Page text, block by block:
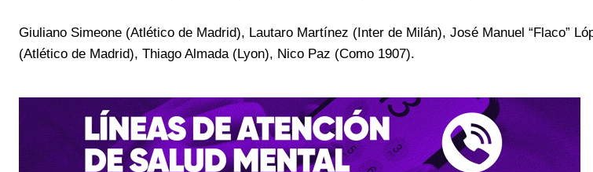
Giuliano Simeone (Atlético de Madrid), Lautaro Martínez (Inter de Milán), José Manuel “Flaco”
(Atlético de Madrid), Thiago Almada (Lyon), Nico Paz (Como 1907).